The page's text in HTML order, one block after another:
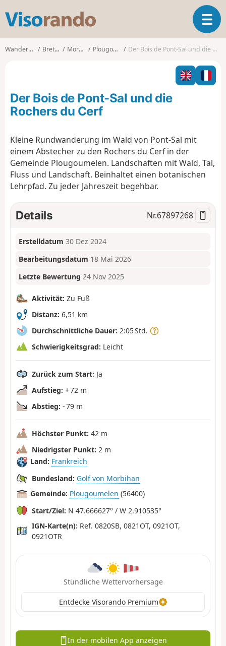
s
o
o
T
o
g
l
n
i
Wanderungen Bretagne Morbihan Plougoumelen Der Bois de Pont-Sal und die Rochers du Cerf
Der Bois de Pont-Sal und die
Rochers du Cerf
Kleine Rundwanderung im Wald von Pont-Sal mit
einem Abstecher zu den Rochers du Cerf in der
Gemeinde Plougoumelen. Landschaften mit Wald, Tal,
Fluss und Landschaft. Beinhaltet einen botanischen
Lehrpfad. Zu jeder Jahreszeit begehbar.
Details Nr.67897268
Erstelldatum 30 Dez 2024
Bearbeitungsdatum 18 Mai 2026
Letzte Bewertung 24 Nov 2025
Aktivität: Zu Fuß
Distanz: 6,51 km
Durchschnittliche Dauer: 2:05 Std.
Schwierigkeitsgrad: Leicht
Zurück zum Start: Ja
Aufstieg: + 72 m
Abstieg: - 79 m
Höchster Punkt: 42 m
Niedrigster Punkt: 2 m
Land: Frankreich
Bundesland: Golf von Morbihan
Gemeinde: Plougoumelen (56400)
Start/Ziel: N 47.666627° / W 2.910535°
IGN-Karte(n): Ref. 0820SB, 0821OT, 0921OT,
0921OTR
Stündliche Wettervorhersage
Entdecke Visorando Premium
In der mobilen App anzeigen